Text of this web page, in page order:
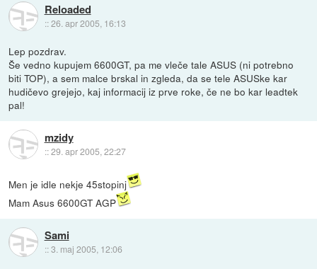
Reloaded
::26. apr 2005, 16:13
Lep pozdrav.
Še vedno kupujem 6600GT, pa me vleče tale ASUS (ni potrebno
biti TOP), a sem malce brskal in zgleda, da se tele ASUSke kar
hudičevo grejejo, kaj informacij iz prve roke, če ne bo kar leadtek
pal!
mzidy
::29. apr 2005, 22:27
Men je idle nekje 45stopinj
Mam Asus 6600GT AGP
Sami
::3. maj 2005, 12:06